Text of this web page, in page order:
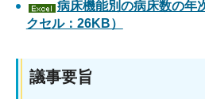
病床機能別の病床数の年
クセル：26KB）
議事要旨